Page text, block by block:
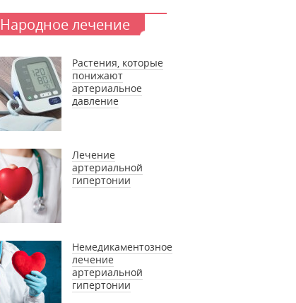
Народное лечение
Растения, которые
понижают
артериальное
давление
Лечение
артериальной
гипертонии
Немедикаментозное
лечение
артериальной
гипертонии